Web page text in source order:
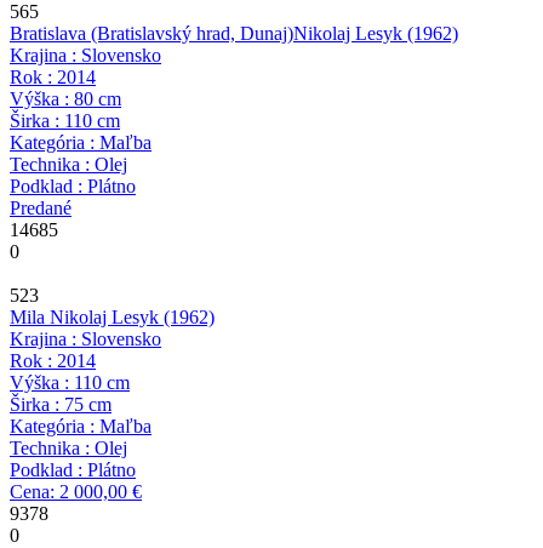
565
Bratislava (Bratislavský hrad, Dunaj)Nikolaj Lesyk (1962)
Krajina : Slovensko
Rok : 2014
Výška : 80 cm
Širka : 110 cm
Kategória : Maľba
Technika : Olej
Podklad : Plátno
Predané
14685
0
523
Mila Nikolaj Lesyk (1962)
Krajina : Slovensko
Rok : 2014
Výška : 110 cm
Širka : 75 cm
Kategória : Maľba
Technika : Olej
Podklad : Plátno
Cena: 2 000,00 €
9378
0